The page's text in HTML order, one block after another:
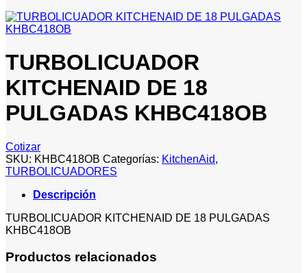
TURBOLICUADOR
KITCHENAID DE 18
PULGADAS KHBC418OB
Cotizar
SKU: KHBC418OB Categorías: KitchenAid,
TURBOLICUADORES
Descripción
TURBOLICUADOR KITCHENAID DE 18 PULGADAS
KHBC418OB
Productos relacionados